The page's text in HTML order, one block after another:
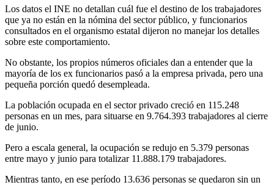
Los datos el INE no detallan cuál fue el destino de los trabajadores
que ya no están en la nómina del sector público, y funcionarios
consultados en el organismo estatal dijeron no manejar los detalles
sobre este comportamiento.
No obstante, los propios números oficiales dan a entender que la
mayoría de los ex funcionarios pasó a la empresa privada, pero una
pequeña porción quedó desempleada.
La población ocupada en el sector privado creció en 115.248
personas en un mes, para situarse en 9.764.393 trabajadores al cierre
de junio.
Pero a escala general, la ocupación se redujo en 5.379 personas
entre mayo y junio para totalizar 11.888.179 trabajadores.
Mientras tanto, en ese período 13.636 personas se quedaron sin un